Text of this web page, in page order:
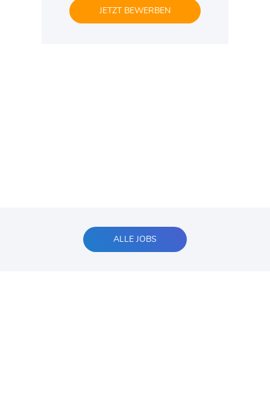
JETZT BEWERBEN
ALLE JOBS